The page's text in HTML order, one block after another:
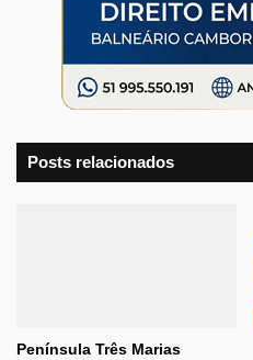
Posts relacionados
Península Três Marias